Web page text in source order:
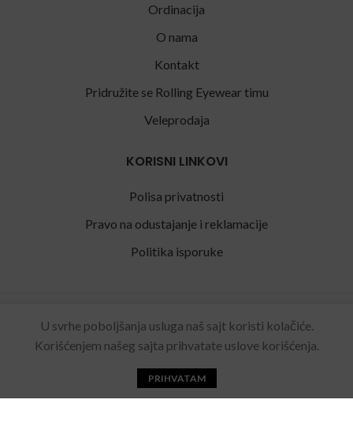
Ordinacija
O nama
Kontakt
Pridružite se Rolling Eyewear timu
Veleprodaja
KORISNI LINKOVI
Polisa privatnosti
Pravo na odustajanje i reklamacije
Politika isporuke
2022 Sva prava zadržana. Made by
Acebears
U svrhe poboljšanja usluga naš sajt koristi kolačiće.
Korišćenjem našeg sajta prihvatate uslove korišćenja.
PRIHVATAM